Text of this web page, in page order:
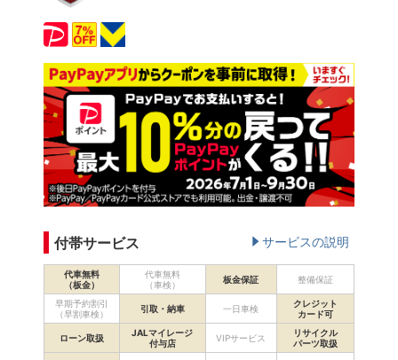
付帯サービス サービスの説明
代車無料
（板金）
代車無料
（車検）
板金保証 整備保証
早期予約割引
（早割車検）
引取・納車 一日車検
クレジット
カード可
ローン取扱
JALマイレージ
付与店
VIPサービス
リサイクル
パーツ取扱